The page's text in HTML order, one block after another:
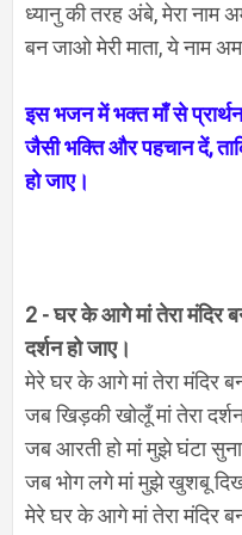
ध्यानु की तरह अंबे, मेरा नाम
बन जाओ मेरी माता, ये नाम
इस भजन में भक्त माँ से
जैसी भक्ति और पहचान दें,
हो जाए।
2 -घर के आगे मां तेरा मंदिर
दर्शन हो जाए।
मेरे घर के आगे मां तेरा मंदिर
जब खिड़की खोलूँ मां तेरा
जब आरती हो मां मुझे घंटा
जब भोग लगे मां मुझे खुशबू
मेरे घर के आगे मां तेरा मंदिर